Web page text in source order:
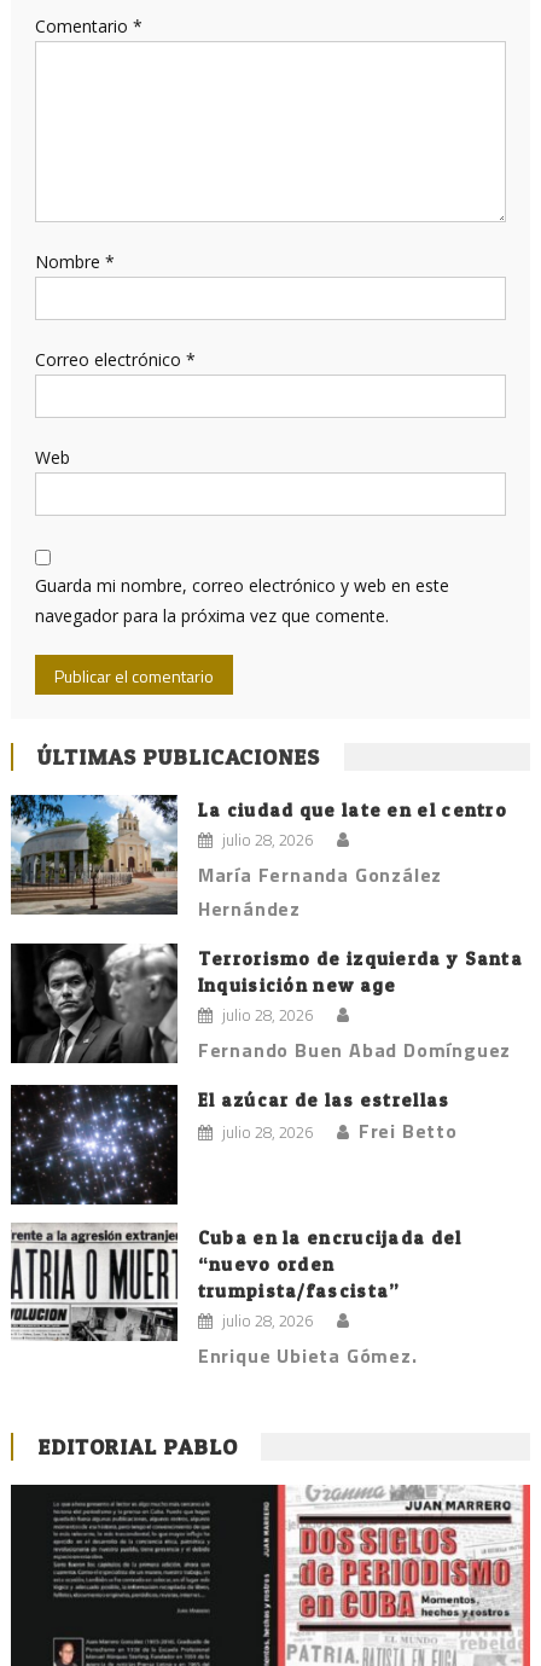
Comentario *
Nombre *
Correo electrónico *
Web
Guarda mi nombre, correo electrónico y web en este
navegador para la próxima vez que comente.
ÚLTIMAS PUBLICACIONES
La ciudad que late en el centro
julio 28, 2026
María Fernanda González
Hernández
Terrorismo de izquierda y Santa
Inquisición new age
julio 28, 2026
Fernando Buen Abad Domínguez
El azúcar de las estrellas
julio 28, 2026 Frei Betto
Cuba en la encrucijada del
“nuevo orden
trumpista/fascista”
julio 28, 2026
Enrique Ubieta Gómez.
EDITORIAL PABLO